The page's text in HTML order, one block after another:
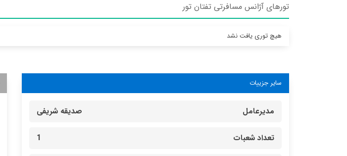
تورهای آژانس مسافرتی تفتان تور
هیچ توری یافت نشد
سایر جزییات
مدیرعامل صدیقه شریفی
تعداد شعبات 1